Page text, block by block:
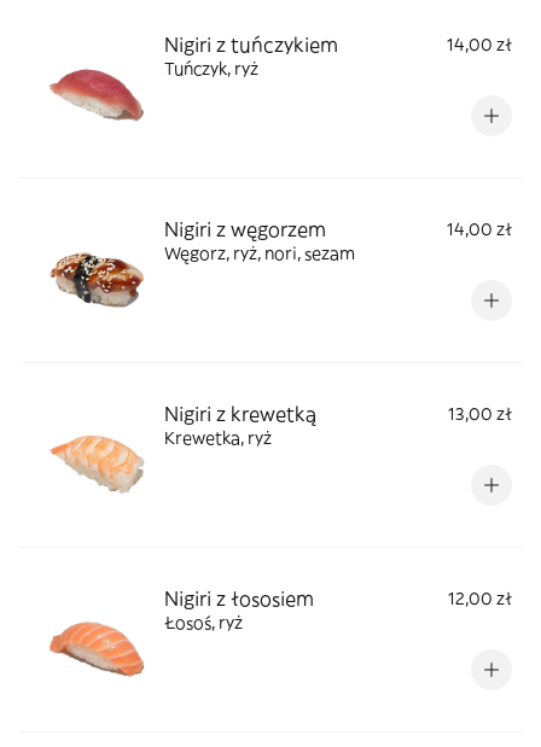
Nigiri z tuńczykiem
14,00 zł
Tuńczyk, ryż
Nigiri z węgorzem
14,00 zł
Węgorz, ryż, nori, sezam
Nigiri z krewetką
13,00 zł
Krewetka, ryż
Nigiri z łososiem
12,00 zł
Łosoś, ryż